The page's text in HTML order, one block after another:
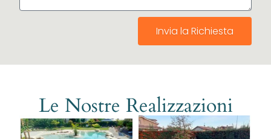
Invia la Richiesta
Le Nostre Realizzazioni